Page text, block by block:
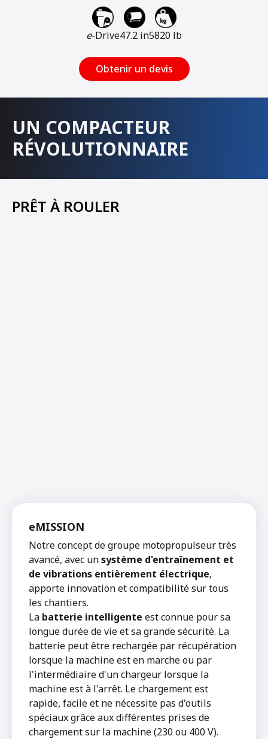
e-Drive47.2 in5820 lb
Obtenir un devis
UN COMPACTEUR
RÉVOLUTIONNAIRE
PRÊT À ROULER
eMISSION
Notre concept de groupe motopropulseur très
avancé, avec unsystème d'entraînement et
de vibrations entièrement électrique,
apporte innovation et compatibilité sur tous
les chantiers.
La batterie intelligente est connue pour sa
longue durée de vie et sa grande sécurité. La
batterie peut être rechargée par récupération
lorsque la machine est en marche ou par
l'intermédiaire d'un chargeur lorsque la
machine est à l'arrêt. Le chargement est
rapide, facile et ne nécessite pas d'outils
spéciaux grâce aux différentes prises de
chargement sur la machine (230 ou 400 V).